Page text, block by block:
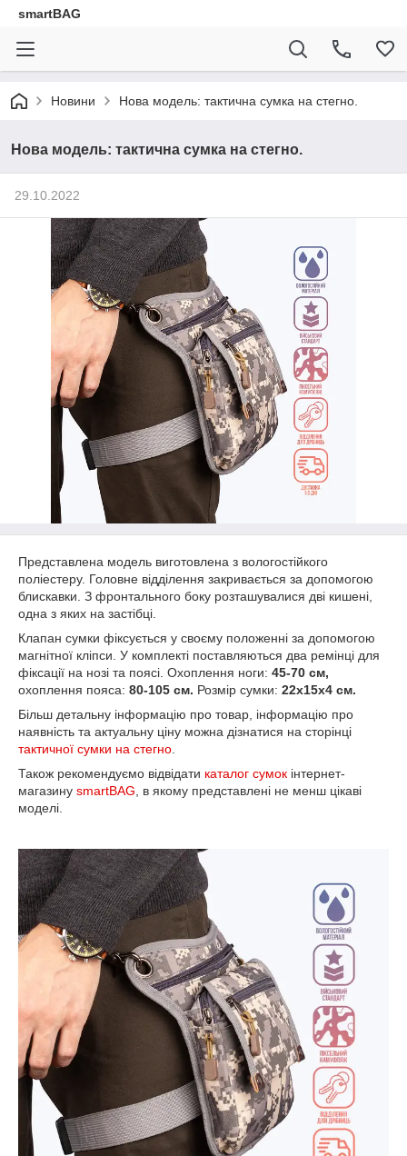
smartBAG
Новини Нова модель: тактична сумка на стегно.
Нова модель: тактична сумка на стегно.
29.10.2022
Представлена ​​модель виготовлена ​​з вологостійкого
поліестеру. Головне відділення закривається за допомогою
блискавки. З фронтального боку розташувалися дві кишені,
одна з яких на застібці.
Клапан сумки фіксується у своєму положенні за допомогою
магнітної кліпси. У комплекті поставляються два ремінці для
фіксації на нозі та поясі. Охоплення ноги: 45-70 см,
охоплення пояса: 80-105 см. Розмір сумки: 22х15х4 см.
Більш детальну інформацію про товар, інформацію про
наявність та актуальну ціну можна дізнатися на сторінці
тактичної сумки на стегно
Також рекомендуємо відвідати каталог сумок інтернет-
магазину smartBAG , в якому представлені не менш цікаві
моделі.